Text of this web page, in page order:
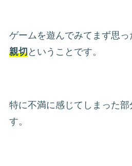
ゲームを遊んでみてまず思っ
親切 ということです。
特に不満に感じてしまった部
す。